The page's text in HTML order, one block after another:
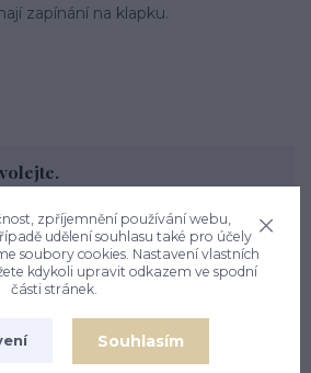
zapínání na klapku.
v kategoriích
9.00 - 15.00
zpříjemnění používání webu,
udělení souhlasu také pro účely
soubory cookies. Nastavení vlastních
kdykoli upravit odkazem ve spodní
části stránek.
Souhlasím